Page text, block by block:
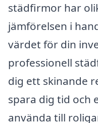
städfirmor har
jämförelsen i
värdet för din
professionell
dig ett skinande
spara dig tid och
använda till